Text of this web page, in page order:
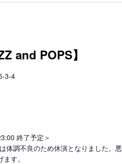
and POPS】
3-4
終了予定＞
体調不良のため休演となりました。悪
す。